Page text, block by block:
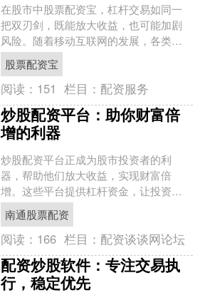
在股市中股票配资宝，杠杆交易如同一
把双刃剑，既能放大收益，也可能加剧
风险。随着移动互联网的发展，各类杠
杆炒股软件应运而生，为投资者提供了
便捷的交易渠道。然而，面....
股票配资宝
阅读： 151 栏目： 配资服务
炒股配资平台：助你财富倍
增的利器
炒股配资平台正成为股市投资者的利
器，帮助他们放大收益，实现财富倍
增。这些平台提供杠杆资金，让投资者
可以放大自己的本金，从而获得更高的
收益。 配资平台的优势显而易....
南通股票配资
阅读： 166 栏目： 配资谈谈网论坛
配资炒股软件：专注交易执
行，稳定优先